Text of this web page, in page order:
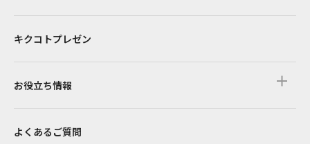
キクコトプレゼン
お役立ち情報
よくあるご質問